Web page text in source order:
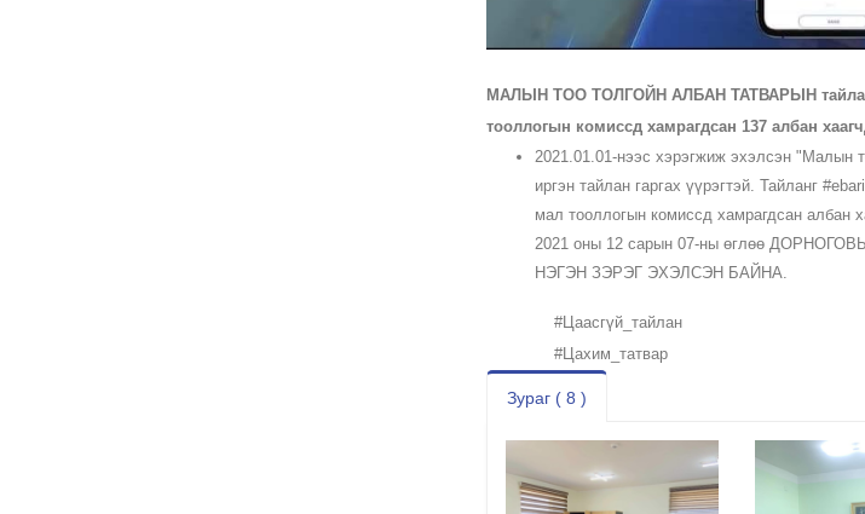
МАЛЫН ТОО ТОЛГОЙН АЛБАН ТАТВАРЫН тайлан
тооллогын комиссд хамрагдсан 137 албан
2021.01.01-нээс хэрэгжиж эхэлсэн "Малын
иргэн тайлан гаргах үүрэгтэй. Тайланг
мал тооллогын комиссд хамрагдсан албан
2021 оны 12 сарын 07-ны өглөө
НЭГЭН ЗЭРЭГ ЭХЭЛСЭН БАЙНА.
#Цаасгүй_тайлан
#Цахим_татвар
Зураг ( 8 )